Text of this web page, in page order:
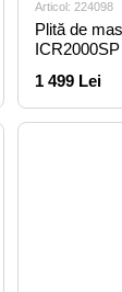
Articol: 224098
Plită de
ICR2000SP
1 499 Lei